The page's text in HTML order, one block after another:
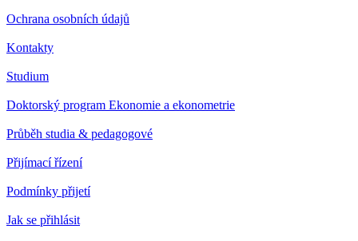
Ochrana osobních údajů
Kontakty
Studium
Doktorský program Ekonomie a ekonometrie
Průběh studia & pedagogové
Přijímací řízení
Podmínky přijetí
Jak se přihlásit